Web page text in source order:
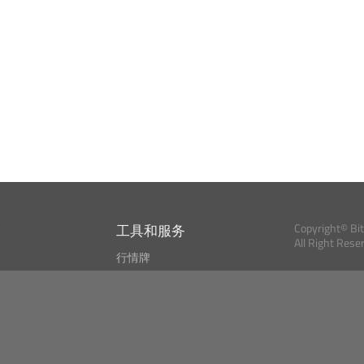
工具和服务
行情牌
Copyright©
All Right